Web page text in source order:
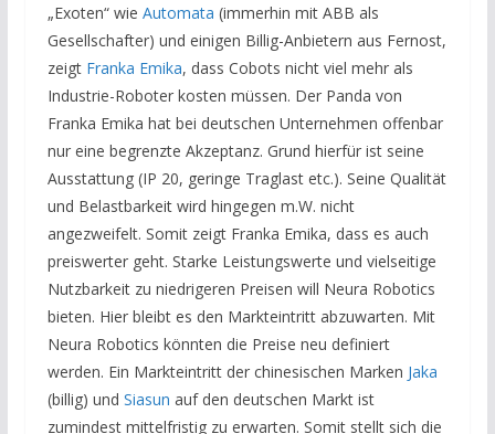
„Exoten“ wie Automata (immerhin mit ABB als
Gesellschafter) und einigen Billig-Anbietern aus Fernost,
zeigt Franka Emika, dass Cobots nicht viel mehr als
Industrie-Roboter kosten müssen. Der Panda von
Franka Emika hat bei deutschen Unternehmen offenbar
nur eine begrenzte Akzeptanz. Grund hierfür ist seine
Ausstattung (IP 20, geringe Traglast etc.). Seine Qualität
und Belastbarkeit wird hingegen m.W. nicht
angezweifelt. Somit zeigt Franka Emika, dass es auch
preiswerter geht. Starke Leistungswerte und vielseitige
Nutzbarkeit zu niedrigeren Preisen will Neura Robotics
bieten. Hier bleibt es den Markteintritt abzuwarten. Mit
Neura Robotics könnten die Preise neu definiert
werden. Ein Markteintritt der chinesischen Marken Jaka
(billig) und Siasun auf den deutschen Markt ist
zumindest mittelfristig zu erwarten. Somit stellt sich die